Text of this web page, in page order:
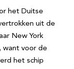
het Duitse
uit de
New York
want voor de
het schip